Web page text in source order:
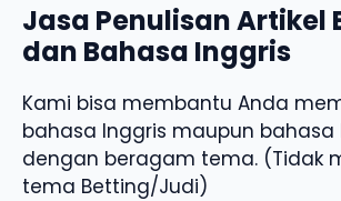
Jasa Penulisan Artikel
dan Bahasa Inggris
Kami bisa membantu Anda
bahasa Inggris maupun bahasa
dengan beragam tema. (Tidak
tema Betting/Judi)